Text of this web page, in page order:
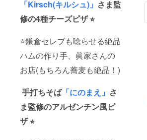
「Kirsch(キルシュ)」 さま監
修の4種チーズピザ ⭐︎
⭐️鎌倉セレブも唸らせる絶品
ハムの作り手、眞家さんの
お店(もちろん蕎麦も絶品！)
手打ちそば「にのまえ」 さ
ま監修のアルゼンチン風ピ
ザ ⭐︎